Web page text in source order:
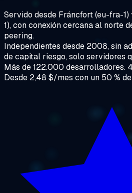
Servido desde Fráncfort (eu-fra-
1), con conexión cercana al norte
peering.
Independientes desde 2008, sin
de capital riesgo, solo servidores
Más de 122.000 desarrolladores.
Desde 2,48 $/mes con un 50 %